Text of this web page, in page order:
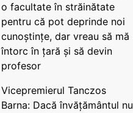
o facultate în străinătate
pentru că pot deprinde noi
cunoștințe, dar vreau să mă
întorc în țară și să devin
profesor
Vicepremierul Tanczos
Barna: Dacă învățământul nu